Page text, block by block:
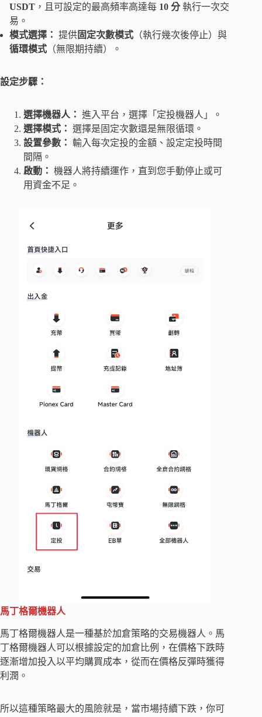
USDT ，且可設定的最高頻率高達每 10 分執行一次交
易。
模式選擇： 提供固定次數模式 （執行幾次後停止）與
循環模式 （無限期持續）。
設定步驟：
選擇機器人： 進入平台，選擇「定投機器人」。
選擇模式： 選擇是固定次數還是無限循環。
設置參數： 輸入每次定投的金額、設定定投時間
間隔。
啟動： 機器人將持續運作，直到您手動停止或可
用資金不足。
馬丁格爾機器人
馬丁格爾機器人是一種基於加倉策略的交易機器人。馬
丁格爾機器人可以根據設定的加倉比例，在價格下跌時
逐漸增加投入以平均購買成本，從而在價格反彈時獲得
利潤。
所以這種策略最大的風險就是，當市場持續下跌，你可